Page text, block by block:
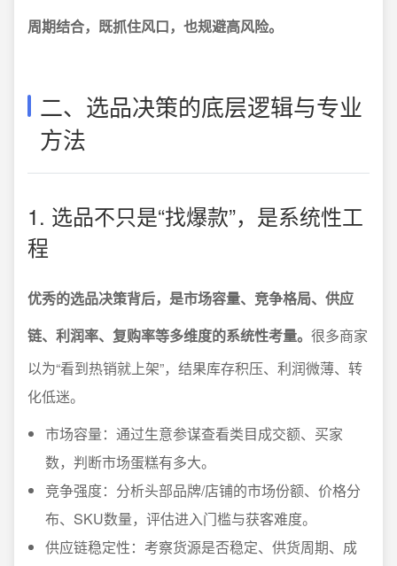
周期结合，既抓住风口，也规避高风险。
二、选品决策的底层逻辑与专业
方法
1. 选品不只是“找爆款”，是系统性工
程
优秀的选品决策背后，是市场容量、竞争格局、供应
链、利润率、复购率等多维度的系统性考量。 很多商家
以为“看到热销就上架”，结果库存积压、利润微薄、转
化低迷。
市场容量：通过生意参谋查看类目成交额、买家
数，判断市场蛋糕有多大。
竞争强度：分析头部品牌/店铺的市场份额、价格分
布、SKU数量，评估进入门槛与获客难度。
供应链稳定性：考察货源是否稳定、供货周期、成